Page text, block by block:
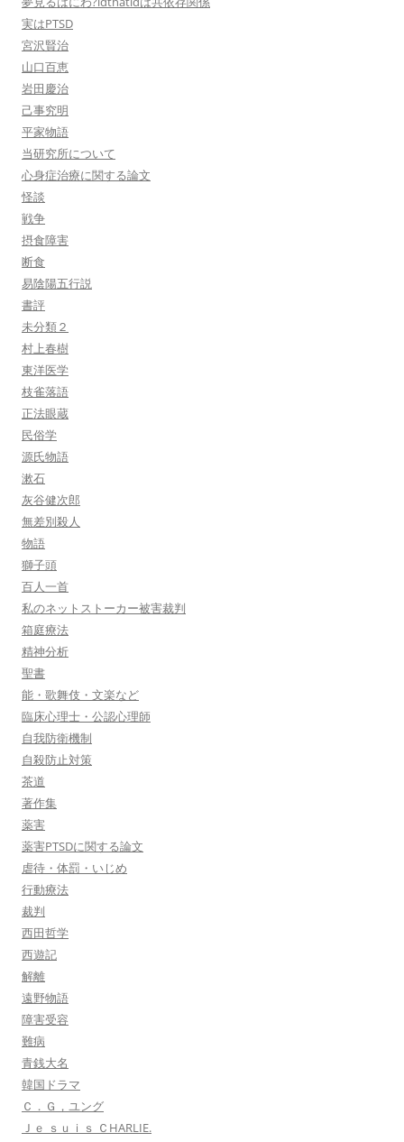
実はPTSD
宮沢賢治
山口百恵
岩田慶治
己事究明
平家物語
当研究所について
心身症治療に関する論文
怪談
戦争
摂食障害
断食
易陰陽五行説
書評
未分類２
村上春樹
東洋医学
枝雀落語
正法眼蔵
民俗学
源氏物語
漱石
灰谷健次郎
無差別殺人
物語
獅子頭
百人一首
私のネットストーカー被害裁判
箱庭療法
精神分析
聖書
能・歌舞伎・文楽など
臨床心理士・公認心理師
自我防衛機制
自殺防止対策
茶道
著作集
薬害
薬害PTSDに関する論文
虐待・体罰・いじめ
行動療法
裁判
西田哲学
西遊記
解離
遠野物語
障害受容
難病
青銭大名
韓国ドラマ
Ｃ．Ｇ，ユング
Ｊｅ ｓｕｉｓ ＣHARLIE.